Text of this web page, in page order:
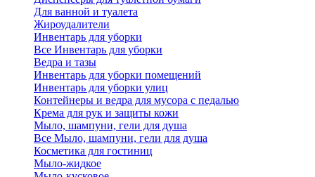
Для ванной и туалета
Жироудалители
Инвентарь для уборки
Все Инвентарь для уборки
Ведра и тазы
Инвентарь для уборки помещений
Инвентарь для уборки улиц
Контейнеры и ведра для мусора с педалью
Крема для рук и защиты кожи
Мыло, шампуни, гели для душа
Все Мыло, шампуни, гели для душа
Косметика для гостиниц
Мыло-жидкое